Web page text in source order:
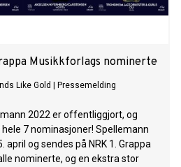
Musikkforlags nominerte
Like Gold Pressemelding
2022 er offentliggjort, og
7 nominasjoner! Spellemann
april og sendes på NRK 1. Grappa
nominerte, og en ekstra stor